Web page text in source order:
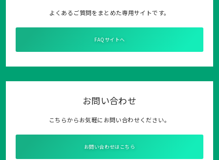
よくあるご質問をまとめた専用サイトです。
FAQサイトへ
お問い合わせ
こちらからお気軽にお問い合わせください。
お問い合わせはこちら